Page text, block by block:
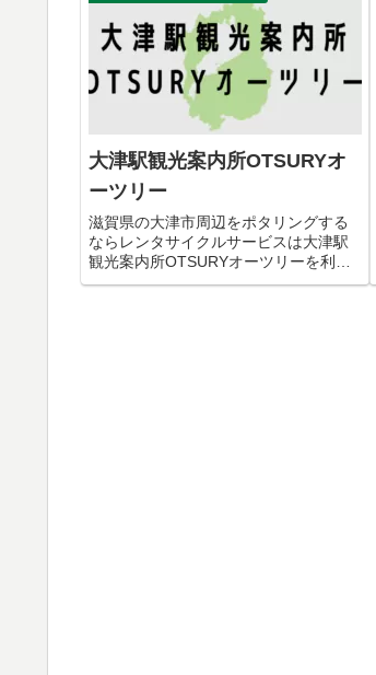
大津駅観光案内所OTSURYオ
ーツリー
滋賀県の大津市周辺をポタリングする
ならレンタサイクルサービスは大津駅
観光案内所OTSURYオーツリーを利用
するのがおすすめです。 桜で有名な三